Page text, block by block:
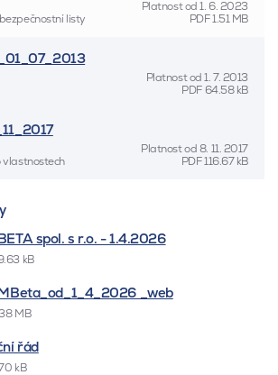
Platnost od1. 6. 2023
listy
PDF1.51 MB
Platnost od1. 7. 2013
PDF 64.58 kB
Platnost od8. 11. 2017
vlastnostech
PDF116.67 kB
spol. s r.o. - 1.4.2026
kB
_web
MB
řád
kB